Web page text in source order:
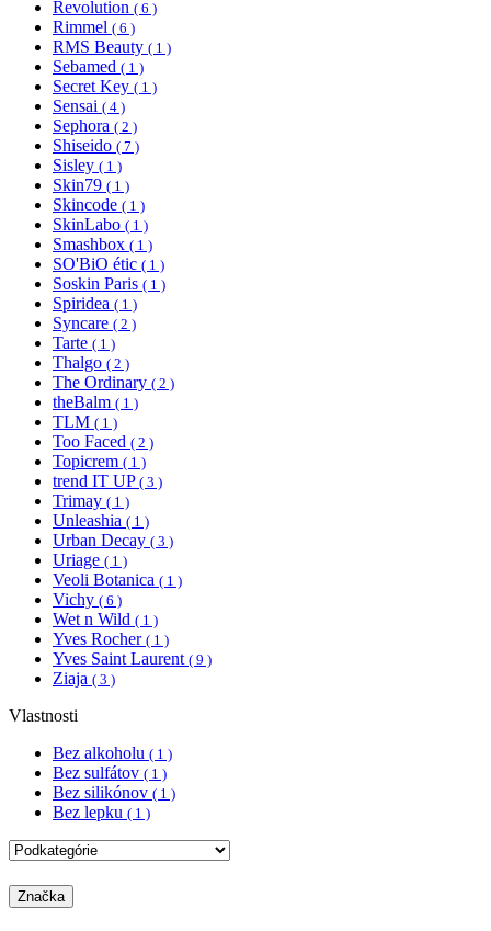
Revolution ( 6 )
Rimmel ( 6 )
RMS Beauty ( 1 )
Sebamed ( 1 )
Secret Key ( 1 )
Sensai ( 4 )
Sephora ( 2 )
Shiseido ( 7 )
Sisley ( 1 )
Skin79 ( 1 )
Skincode ( 1 )
SkinLabo ( 1 )
Smashbox ( 1 )
SO'BiO étic ( 1 )
Soskin Paris ( 1 )
Spiridea ( 1 )
Syncare ( 2 )
Tarte ( 1 )
Thalgo ( 2 )
The Ordinary ( 2 )
theBalm ( 1 )
TLM ( 1 )
Too Faced ( 2 )
Topicrem ( 1 )
trend IT UP ( 3 )
Trimay ( 1 )
Unleashia ( 1 )
Urban Decay ( 3 )
Uriage ( 1 )
Veoli Botanica ( 1 )
Vichy ( 6 )
Wet n Wild ( 1 )
Yves Rocher ( 1 )
Yves Saint Laurent ( 9 )
Ziaja ( 3 )
Vlastnosti
Bez alkoholu ( 1 )
Bez sulfátov ( 1 )
Bez silikónov ( 1 )
Bez lepku ( 1 )
Značka